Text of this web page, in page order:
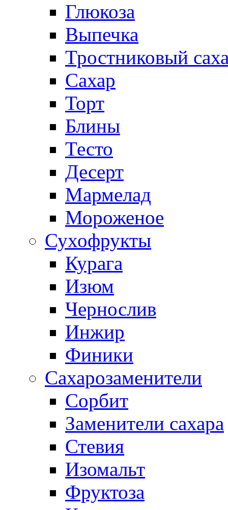
Глюкоза
Выпечка
Тростниковый
Сахар
Торт
Блины
Тесто
Десерт
Мармелад
Мороженое
Сухофрукты
Курага
Изюм
Чернослив
Инжир
Финики
Сахарозаменители
Сорбит
Заменители сахара
Стевия
Изомальт
Фруктоза